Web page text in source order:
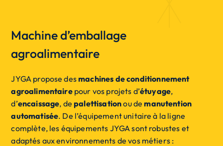
Machine d’emballage
agroalimentaire
JYGA propose desmachines de conditionnement
agroalimentaire pour vos projets d’étuyage,
d’encaissage, depalettisationou demanutention
automatisée. De l’équipement unitaire à la ligne
complète, les équipements JYGA sont robustes et
adaptés aux environnements de vos métiers :